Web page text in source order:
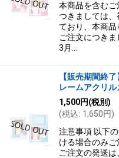
本商品を含むご
つきましては
ており、本商
ご注文につき
3月…
【販売期間終
レームアクリ
1,500円(税別)
(税込: 1,650円)
注意事項 以下
ける場合のみ
ご注文の発送